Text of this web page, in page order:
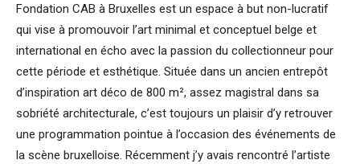
Fondation CAB à Bruxelles est un espace à but non-lucratif
qui vise à promouvoir l’art minimal et conceptuel belge et
international en écho avec la passion du collectionneur pour
cette période et esthétique. Située dans un ancien entrepôt
d’inspiration art déco de 800 m², assez magistral dans sa
sobriété architecturale, c’est toujours un plaisir d’y retrouver
une programmation pointue à l’occasion des événements de
la scène bruxelloise. Récemment j’y avais rencontré l’artiste